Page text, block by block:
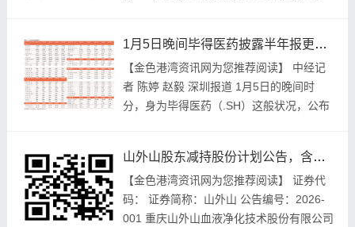
告，...
1月5日晚间毕得医药披露半年报更正公告，啥情况？
【金色港湾资讯网为您推荐阅读】 中经记
者 陈婷 赵毅 深圳报道 1月5日的晚间时
分，身为毕得医药（.SH）这般状况，公布
下...
山外山股东减持股份计划公告，含持股情况及减持主要内容
【金色港湾资讯网为您推荐阅读】 证券代
码： 证券简称：山外山 公告编号：2026-
001 重庆山外山血液净化技术股份有限公司